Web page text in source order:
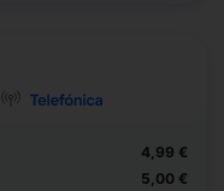
4,99 €
5,00 €